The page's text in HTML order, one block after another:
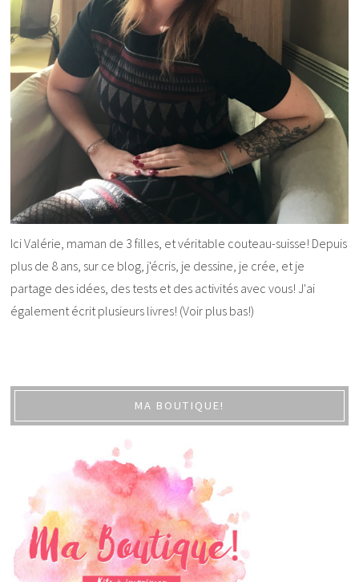
Ici Valérie, maman de 3 filles, et véritable couteau-suisse! Depuis
plus de 8 ans, sur ce blog, j'écris, je dessine, je crée, et je
partage des idées, des tests et des activités avec vous! J'ai
également écrit plusieurs livres! (Voir plus bas!)
MA BOUTIQUE!